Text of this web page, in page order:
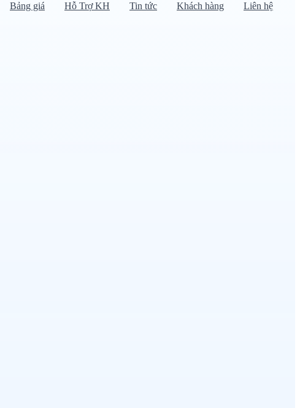
Bảng giá Hỗ Trợ KH Tin tức Khách hàng Liên hệ